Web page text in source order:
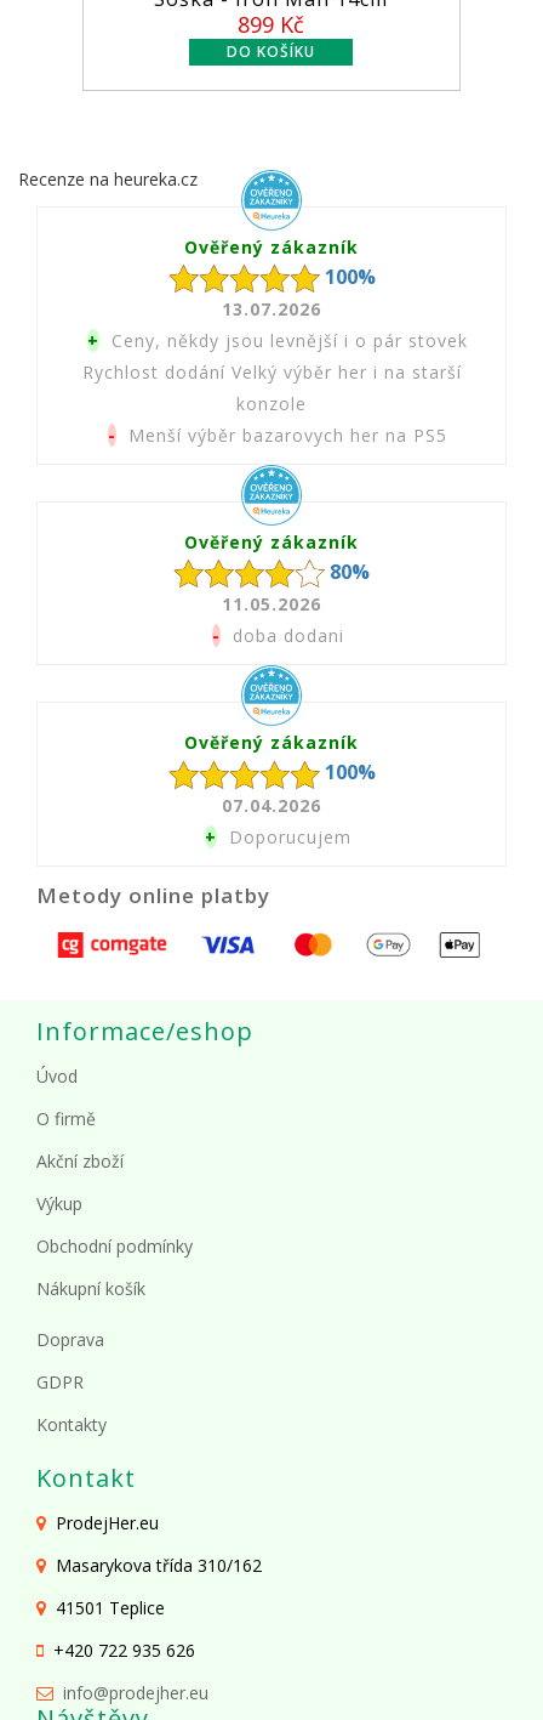
Recenze na heureka.cz
Ověřený zákazník
100%
13.07.2026
+ Ceny, někdy jsou levnější i o pár stovek
Rychlost dodání Velký výběr her i na starší
konzole
- Menší výběr bazarovych her na PS5
Ověřený zákazník
80%
11.05.2026
-doba dodani
Ověřený zákazník
100%
07.04.2026
+Doporucujem
Metody online platby
Informace/eshop
Úvod
O firmě
Akční zboží
Výkup
Obchodní podmínky
Nákupní košík
Doprava
GDPR
Kontakty
Kontakt
ProdejHer.eu
Masarykova třída 310/162
41501 Teplice
+420 722 935 626
info@prodejher.eu